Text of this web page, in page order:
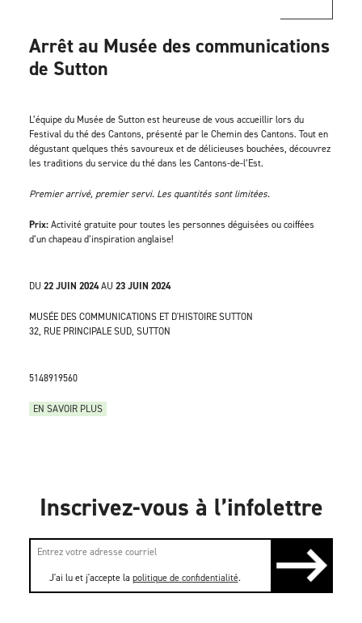
DU 22 JUIN 2024AU 23 JUIN 2024
MUSÉE DES COMMUNICATIONS ET D'HISTOIRE SUTTON
32, RUE PRINCIPALE SUD, SUTTON
5148919560
EN SAVOIR PLUS
Arrêt au Musée des communications
de Sutton
L’équipe du Musée de Sutton est heureuse de vous accueillir lors du
Festival du thé des Cantons, présenté par le Chemin des Cantons. Tout en
dégustant quelques thés savoureux et de délicieuses bouchées, découvrez
les traditions du service du thé dans les Cantons-de-l’Est.
Premier arrivé, premier servi. Les quantités sont limitées.
Prix:Activité gratuite pour toutes les personnes déguisées ou coiffées
d’un chapeau d’inspiration anglaise!
Inscrivez-vous à l’infolettre
J'ai lu et j'accepte la politique de confidentialité.